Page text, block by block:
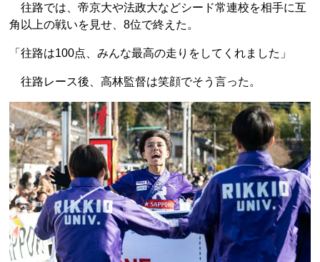
往路では、帝京大や法政大などシード常連校を相手に互
角以上の戦いを見せ、8位で終えた。
「往路は100点、みんな最高の走りをしてくれました」
往路レース後、高林監督は笑顔でそう言った。